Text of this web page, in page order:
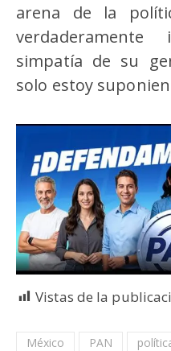
arena de la
simpatía de su
solo estoy
Vistas de la
México PAN